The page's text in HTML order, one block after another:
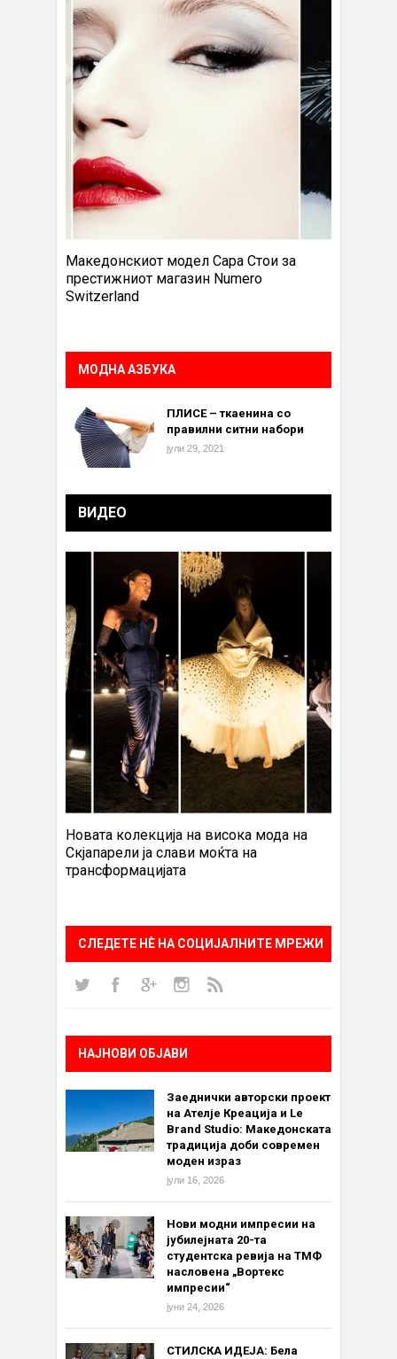
Македонскиот модел Сара Стои за
престижниот магазин Numero
Switzerland
МОДНА АЗБУКА
ПЛИСЕ – ткаенина со
правилни ситни набори
јули 29, 2021
ВИДЕО
Новата колекција на висока мода на
Скјапарели ја слави моќта на
трансформацијата
СЛЕДЕТЕ НÈ НА СОЦИЈАЛНИТЕ МРЕЖИ
НАЈНОВИ ОБЈАВИ
Заеднички авторски проект
на Ателје Креација и Le
Brand Studio: Македонската
традиција доби современ
моден израз
јули 16, 2026
Нови модни импресии на
јубилејната 20-та
студентска ревија на ТМФ
насловена „Вортекс
импресии“
јуни 24, 2026
СТИЛСКА ИДЕЈА: Бела